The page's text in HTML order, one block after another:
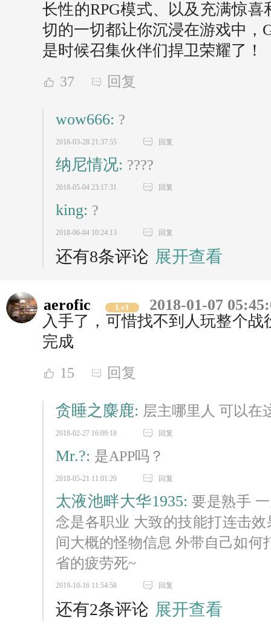
长性的RPG模式、以及充满惊
切的一切都让你沉浸在游戏中，
是时候召集伙伴们捍卫荣耀了！
37 回复
wow666: ?
2018-03-28 21:37:55 回复
纳尼情况: ????
2018-05-04 23:17:31 回复
king: ?
2018-06-04 10:24:13 回复
还有8条评论 展开查看
aerofic Lv1
2018-01-07
入手了，可惜找不到人玩整个战
完成
15 回复
贪睡之麋鹿: 层主哪里人 可以在
2018-02-27 16:09:18 回复
Mr.?: 是APP吗？
2018-05-21 11:01:20 回复
太液池畔大华1935:要是熟手
念是各职业 大致的技能打连击
间大概的怪物信息 外带自己如何
省的疲劳死~
2019-10-16 11:54:58 回复
还有2条评论 展开查看